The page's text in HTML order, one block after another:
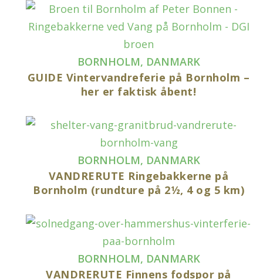
BORNHOLM, DANMARK
GUIDE Vintervandreferie på Bornholm –
her er faktisk åbent!
BORNHOLM, DANMARK
VANDRERUTE Ringebakkerne på
Bornholm (rundture på 2½, 4 og 5 km)
BORNHOLM, DANMARK
VANDRERUTE Finnens fodspor på